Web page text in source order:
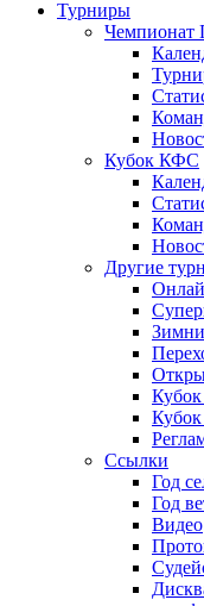
Турниры
Чемпионат
Кубок КФС
Другие
Ссылки
Год
Год
Видео